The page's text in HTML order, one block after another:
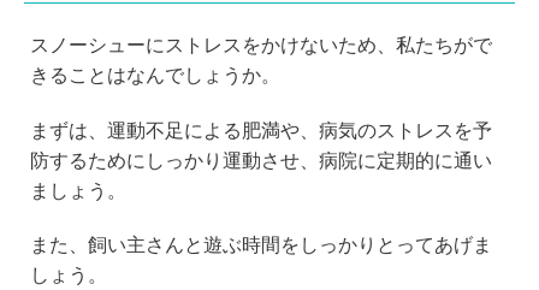
スノーシューにストレスをかけないため、私たちがで
きることはなんでしょうか。
まずは、運動不足による肥満や、病気のストレスを予
防するためにしっかり運動させ、病院に定期的に通い
ましょう。
また、飼い主さんと遊ぶ時間をしっかりとってあげま
しょう。